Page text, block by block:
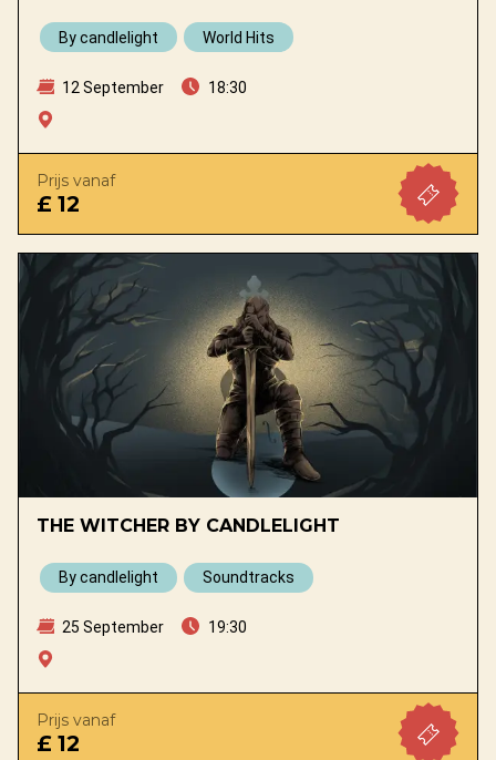
By candlelight World Hits
12 September 18:30
Prijs vanaf
£ 12
THE WITCHER BY CANDLELIGHT
By candlelight Soundtracks
25 September 19:30
Prijs vanaf
£ 12